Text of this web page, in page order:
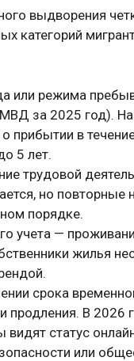
выдворения
категорий
или режима
за 2025 год).
прибытии в
5 лет.
трудовой
но повторные
порядке.
учета —
жилья
срока
продления. В 2026
видят статус
или